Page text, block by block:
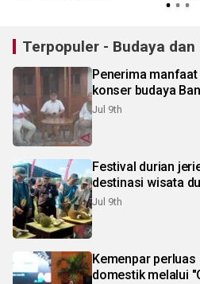
Terpopuler - Budaya
Penerima
konser budaya
Jul 9th
Festival durian
destinasi wisata
Jul 9th
Kemenpar
domestik melalui